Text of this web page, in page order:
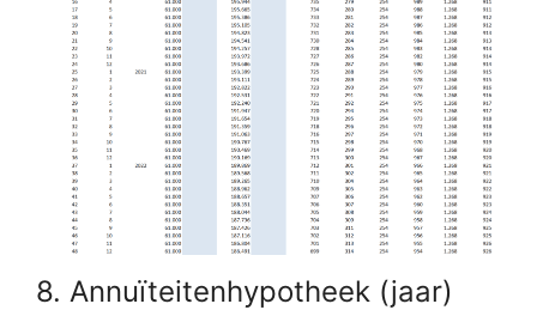
8. Annuïteitenhypotheek (jaar)